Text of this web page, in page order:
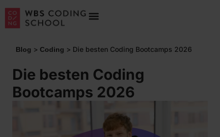
Blog > Coding > Die besten Coding Bootcamps 2026
Die besten Coding
Bootcamps 2026